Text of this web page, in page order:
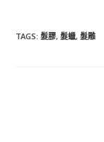
TAGS:髮膠, 髮蠟, 髮雕